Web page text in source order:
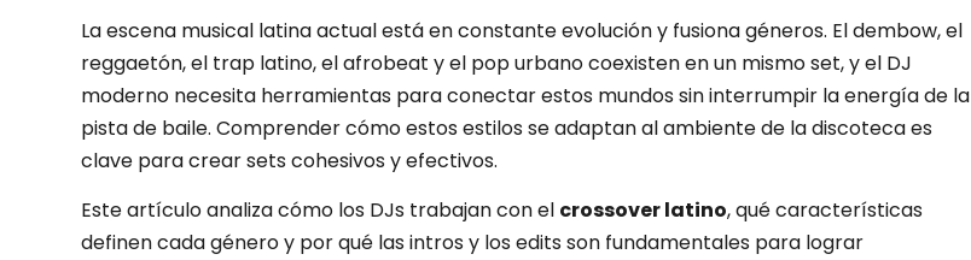
La escena musical latina actual está en constante evolución y fusiona géneros. El dembow, el
reggaetón, el trap latino, el afrobeat y el pop urbano coexisten en un mismo set, y el DJ
moderno necesita herramientas para conectar estos mundos sin interrumpir la energía de la
pista de baile. Comprender cómo estos estilos se adaptan al ambiente de la discoteca es
clave para crear sets cohesivos y efectivos.
Este artículo analiza cómo los DJs trabajan con el crossover latino, qué características
definen cada género y por qué las intros y los edits son fundamentales para lograr